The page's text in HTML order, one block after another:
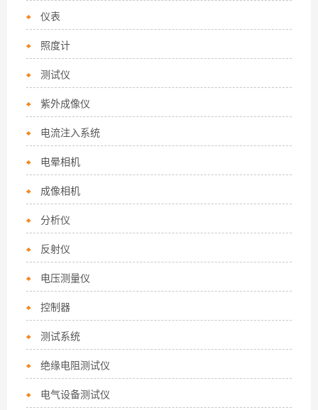
仪表
照度计
测试仪
紫外成像仪
电流注入系统
电晕相机
成像相机
分析仪
反射仪
电压测量仪
控制器
测试系统
绝缘电阻测试仪
电气设备测试仪